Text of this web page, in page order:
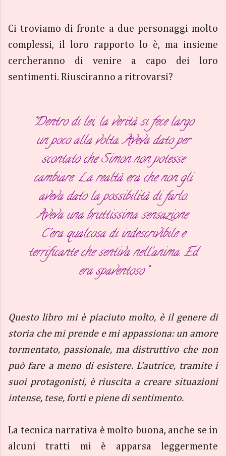
Ci troviamo di fronte a due personaggi molto
complessi, il loro rapporto lo è, ma insieme
cercheranno di venire a capo dei loro
sentimenti. Riusciranno a ritrovarsi?
“Dentro di lei, la verità si fece largo
un poco alla volta. Aveva dato per
scontato che Simon non potesse
cambiare. La realtà era che non gli
aveva dato la possibilità di farlo.
Aveva una bruttissima sensazione.
C’era qualcosa di indescrivibile e
terrificante che sentiva nell’anima. Ed
era spaventoso.”
Questo libro mi è piaciuto molto, è il genere di
storia che mi prende e mi appassiona: un amore
tormentato, passionale, ma distruttivo che non
può fare a meno di esistere. L’autrice, tramite i
suoi protagonisti, è riuscita a creare situazioni
intense, tese, forti e piene di sentimento.
La tecnica narrativa è molto buona, anche se in
alcuni tratti mi è apparsa leggermente